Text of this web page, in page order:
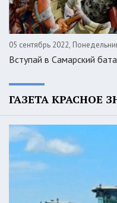
05 сентябрь 2022,
Вступай в Самарский
ГАЗЕТА КРАСНОЕ